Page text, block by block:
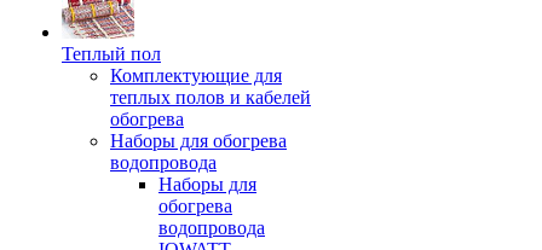
Теплый пол
Комплектующие для
теплых полов и кабелей
обогрева
Наборы для обогрева
водопровода
Наборы для
обогрева
водопровода